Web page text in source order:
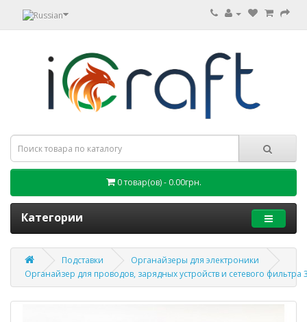
0 товар(ов) - 0.00грн.
Категории
Подставки
Органайзеры для электроники
Органайзер для проводов, зарядных устройств и сетевого